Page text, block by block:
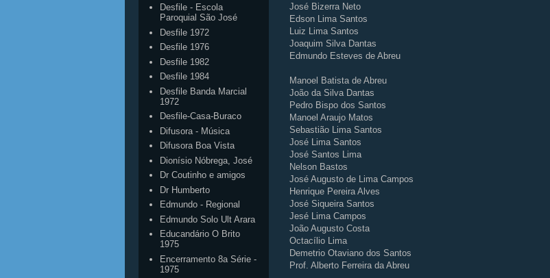
José Bizerra Neto
Edson Lima Santos
Luiz Lima Santos
Joaquim Silva Dantas
Edmundo Esteves de Abreu
Manoel Batista de Abreu
João da Silva Dantas
Pedro Bispo dos Santos
Manoel Araujo Matos
Sebastião Lima Santos
José Lima Santos
José Santos Lima
Nelson Bastos
José Augusto de Lima Campos
Henrique Pereira Alves
José Siqueira Santos
Jesé Lima Campos
João Augusto Costa
Octacílio Lima
Demetrio Otaviano dos Santos
Prof. Alberto Ferreira da Abreu
Desfile - Escola
Paroquial São José
Desfile 1972
Desfile 1976
Desfile 1982
Desfile 1984
Desfile Banda Marcial
1972
Desfile-Casa-Buraco
Difusora - Música
Difusora Boa Vista
Dionísio Nóbrega, José
Dr Coutinho e amigos
Dr Humberto
Edmundo - Regional
Edmundo Solo Ult Arara
Educandário O Brito
1975
Encerramento 8a Série -
1975